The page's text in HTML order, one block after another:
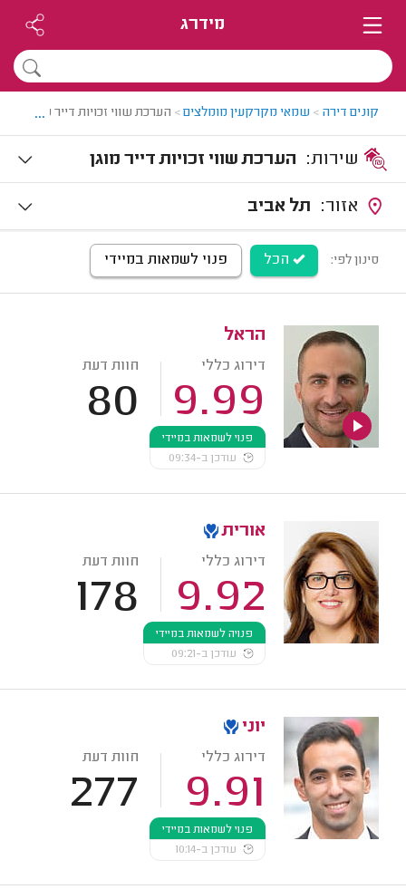
מידרג
קונים דירה > שמאי מקרקעין מומלצים> הערכת שווי זכויות דייר מוגן
...
הערכת שווי זכויות דייר מוגן
תל אביב
סינון לפי: הכל פנוי לשמאות במיידי
הראל
דירוג כללי
9.99
חוות דעת
80
פנוי לשמאות במיידי
עודכן ב-09:34
אורית
דירוג כללי
9.92
חוות דעת
178
פנויה לשמאות במיידי
עודכן ב-09:21
יוני
דירוג כללי
9.91
חוות דעת
277
פנוי לשמאות במיידי
עודכן ב-10:14